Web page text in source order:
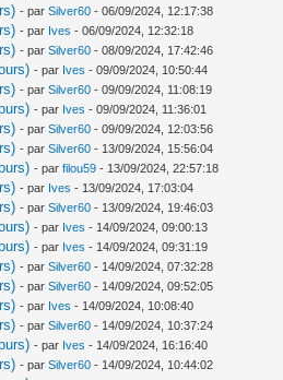
- parSilver60 - 06/09/2024, 12:17:38
- par Ives - 06/09/2024, 12:32:18
- parSilver60 - 08/09/2024, 17:42:46
- par Ives - 09/09/2024, 10:50:44
- parSilver60 - 09/09/2024, 11:08:19
- par Ives - 09/09/2024, 11:36:01
- parSilver60 - 09/09/2024, 12:03:56
- parSilver60 - 13/09/2024, 15:56:04
- parfilou59 - 13/09/2024, 22:57:18
- par Ives - 13/09/2024, 17:03:04
- parSilver60 - 13/09/2024, 19:46:03
- par Ives - 14/09/2024, 09:00:13
- par Ives - 14/09/2024, 09:31:19
- parSilver60 - 14/09/2024, 07:32:28
- parSilver60 - 14/09/2024, 09:52:05
- par Ives - 14/09/2024, 10:08:40
- parSilver60 - 14/09/2024, 10:37:24
- par Ives - 14/09/2024, 16:16:40
- parSilver60 - 14/09/2024, 10:44:02